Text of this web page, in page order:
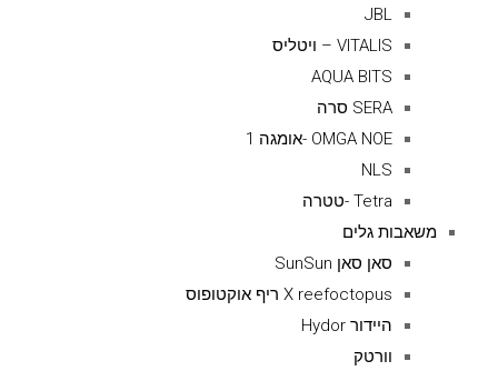
JBL
VITALIS – ויטליס
AQUA BITS
SERA סרה
OMGA NOE -אומגה 1
NLS
Tetra -טטרה
משאבות גלים
סאן סאן SunSun
X reefoctopus ריף אוקטופוס
היידור Hydor
וורטק